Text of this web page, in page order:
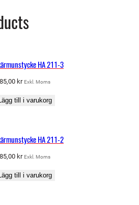
HA 211-3
85,00 kr Exkl. Moms
till i varukorg
HA 211-2
85,00 kr Exkl. Moms
till i varukorg